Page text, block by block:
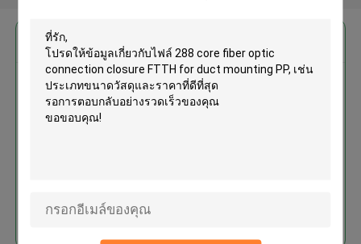
288 core fiber optic connection
closure FTTH for duct mounting
চালিয়ে